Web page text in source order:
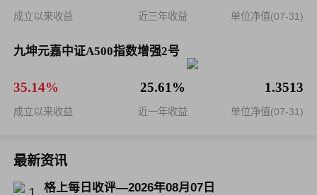
成立以来收益 近三年收益 单位净值(07-31)
九坤元嘉中证A500指数增强2号
35.14%
成立以来收益
25.61%
近一年收益
1.3513
单位净值(07-31)
最新资讯
格上每日收评—2026年08月07日